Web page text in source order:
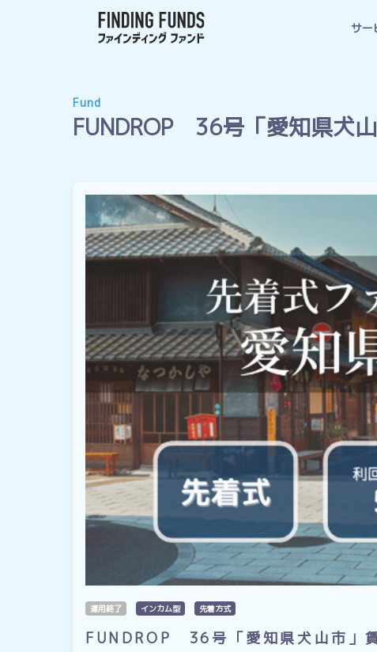
サー
Fund
FUNDROP 36号「愛知県犬
運用終了 インカム型 先着方式
FUNDROP 36号「愛知県犬山市」